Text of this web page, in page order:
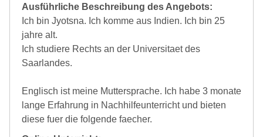
Ausführliche Beschreibung des Angebots:
Ich bin Jyotsna. Ich komme aus Indien. Ich bin 25
jahre alt.
Ich studiere Rechts an der Universitaet des
Saarlandes.
Englisch ist meine Muttersprache. Ich habe 3 monate
lange Erfahrung in Nachhilfeunterricht und bieten
diese fuer die folgende faecher.